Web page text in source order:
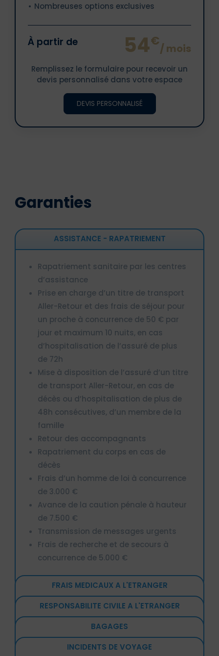
Nombreuses options exclusives
À partir de 54€/ mois
Remplissez le formulaire pour recevoir un
devis personnalisé dans votre espace
DEVIS PERSONNALISÉ
Garanties
ASSISTANCE - RAPATRIEMENT
Rapatriement sanitaire par les centres
d’assistance
Prise en charge d’un titre de transport
Aller-Retour et des frais de séjour pour
un proche à concurrence de 50 € par
jour et maximum 10 nuits, en cas
d’hospitalisation de l’assuré de plus
de 72h
Mise à disposition de l’assuré d’un titre
de transport Aller-Retour, en cas de
décès ou d’hospitalisation de plus de
48h consécutives, d’un membre de la
famille
Retour des accompagnants
Rapatriement du corps en cas de
décès
Frais d’un homme de loi à concurrence
de 3.000 €
Avance de la caution pénale à hauteur
de 7.500 €
Transmission de messages urgents
Frais de recherche et de secours à
concurrence de 5.000 €
FRAIS MEDICAUX A L'ETRANGER
RESPONSABILITE CIVILE A L'ETRANGER
BAGAGES
INCIDENTS DE VOYAGE